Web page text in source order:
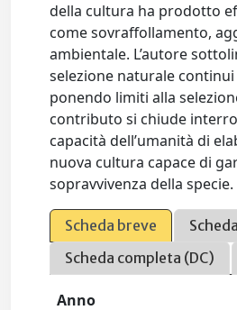
della cultura ha prodotto
come sovraffollamento,
ambientale. L’autore
selezione naturale
ponendo limiti alla
contributo si chiude
capacità dell’umanità di
nuova cultura capace di
sopravvivenza della specie.
Scheda breve
Scheda completa (DC)
Anno